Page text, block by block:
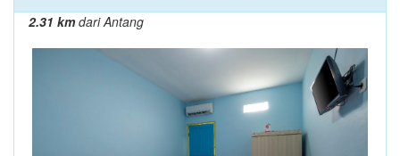
2.31 kmdari Antang